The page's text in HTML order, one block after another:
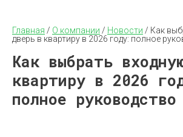
Главная / О компании / Новости / Как
дверь в квартиру в 2026 году: полное
Как выбрать
квартиру в 2026
полное руководство